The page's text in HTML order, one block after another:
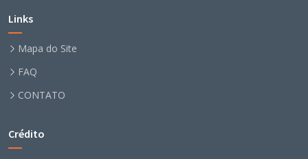
Links
Mapa do Site
FAQ
CONTATO
Crédito